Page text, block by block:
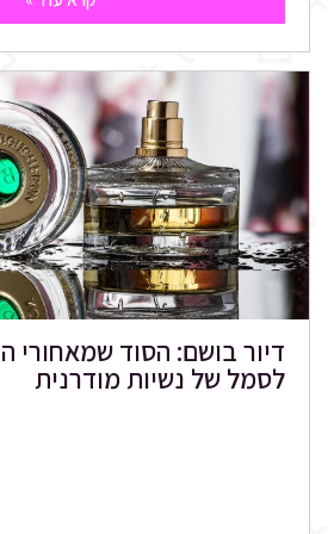
דיור בושם: הסוד שמאחורי
לסמל של נשיות מודרנית